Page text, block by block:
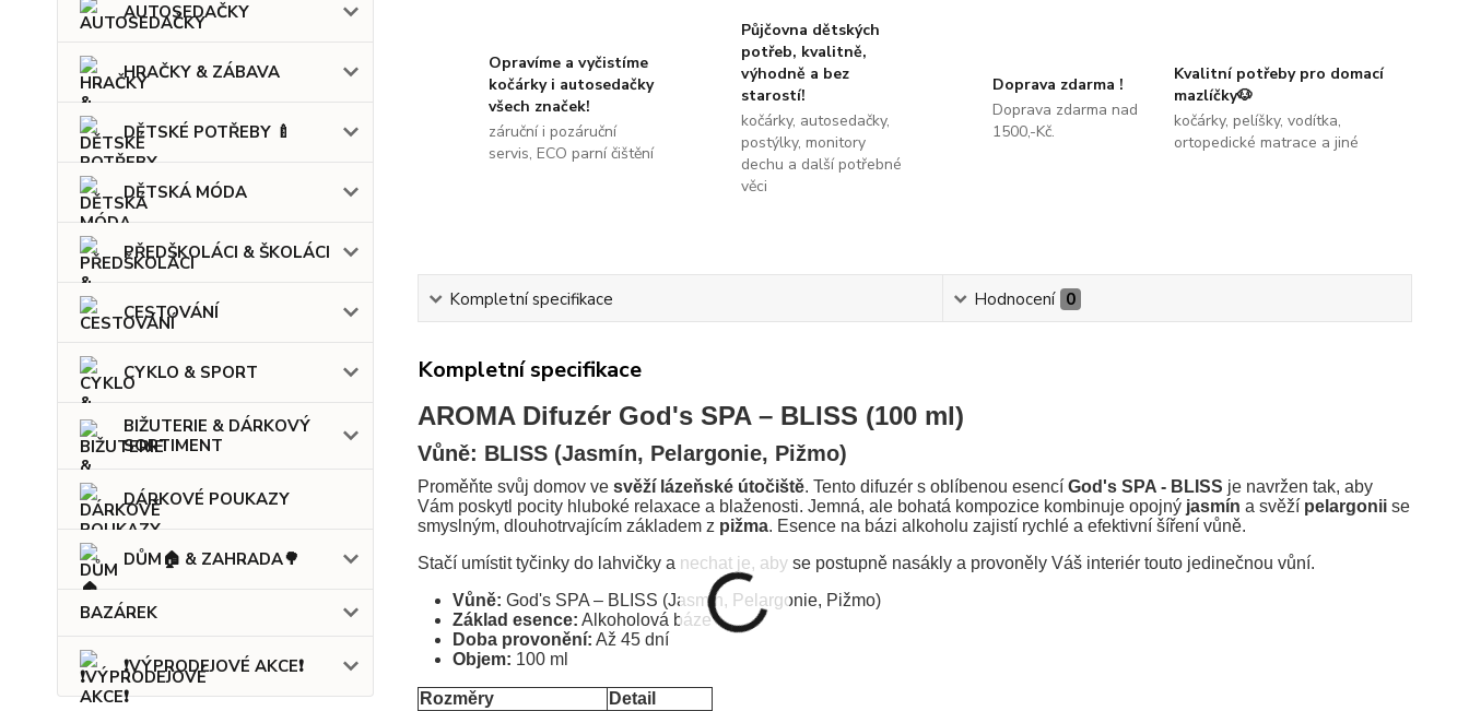
AUTOSEDAČKY
HRAČKY & ZÁBAVA
DĚTSKÉ POTŘEBY 🍼
DĚTSKÁ MÓDA
PŘEDŠKOLÁCI & ŠKOLÁCI
CESTOVÁNÍ
CYKLO & SPORT
BIŽUTERIE & DÁRKOVÝ
SORTIMENT
DÁRKOVÉ POUKAZY
DŮM🏠 & ZAHRADA🌳
BAZÁREK
❗VÝPRODEJOVÉ AKCE❗
Opravíme a vyčistíme
kočárky i autosedačky
všech značek!
záruční i pozáruční
servis, ECO parní čištění
Půjčovna dětských
potřeb, kvalitně,
výhodně a bez
starostí!
kočárky, autosedačky,
postýlky, monitory
dechu a další potřebné
věci
Doprava zdarma !
Doprava zdarma nad
1500,-Kč.
Kvalitní potřeby pro domací
mazlíčky🐶
kočárky, pelíšky, vodítka,
ortopedické matrace a jiné
Kompletní specifikace Hodnocení 0
Kompletní specifikace
AROMA Difuzér God's SPA – BLISS (100 ml)
Vůně: BLISS (Jasmín, Pelargonie, Pižmo)
Proměňte svůj domov ve svěží lázeňské útočiště. Tento difuzér s oblíbenou esencí God's SPA - BLISS je navržen tak, aby
Vám poskytl pocity hluboké relaxace a blaženosti. Jemná, ale bohatá kompozice kombinuje opojný jasmín a svěží pelargoniise
smyslným, dlouhotrvajícím základem z pižma. Esence na bázi alkoholu zajistí rychlé a efektivní šíření vůně.
Stačí umístit tyčinky do lahvičky a nechat je, aby se postupně nasákly a provoněly Váš interiér touto jedinečnou vůní.
Vůně: God's SPA – BLISS (Jasmín, Pelargonie, Pižmo)
Základ esence: Alkoholová báze
Doba provonění: Až 45 dní
Objem: 100 ml
Rozměry
Detail